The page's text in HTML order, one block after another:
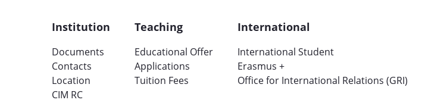
Institution
Documents
Contacts
Location
CIM RC
Teaching
Educational Offer
Applications
Tuition Fees
International
International Student
Erasmus +
Office for International Relations (GRI)